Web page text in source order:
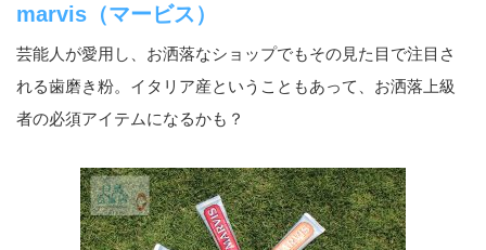
marvis（マービス）
芸能人が愛用し、お洒落なショップでもその見た目で注目さ
れる歯磨き粉。イタリア産ということもあって、お洒落上級
者の必須アイテムになるかも？